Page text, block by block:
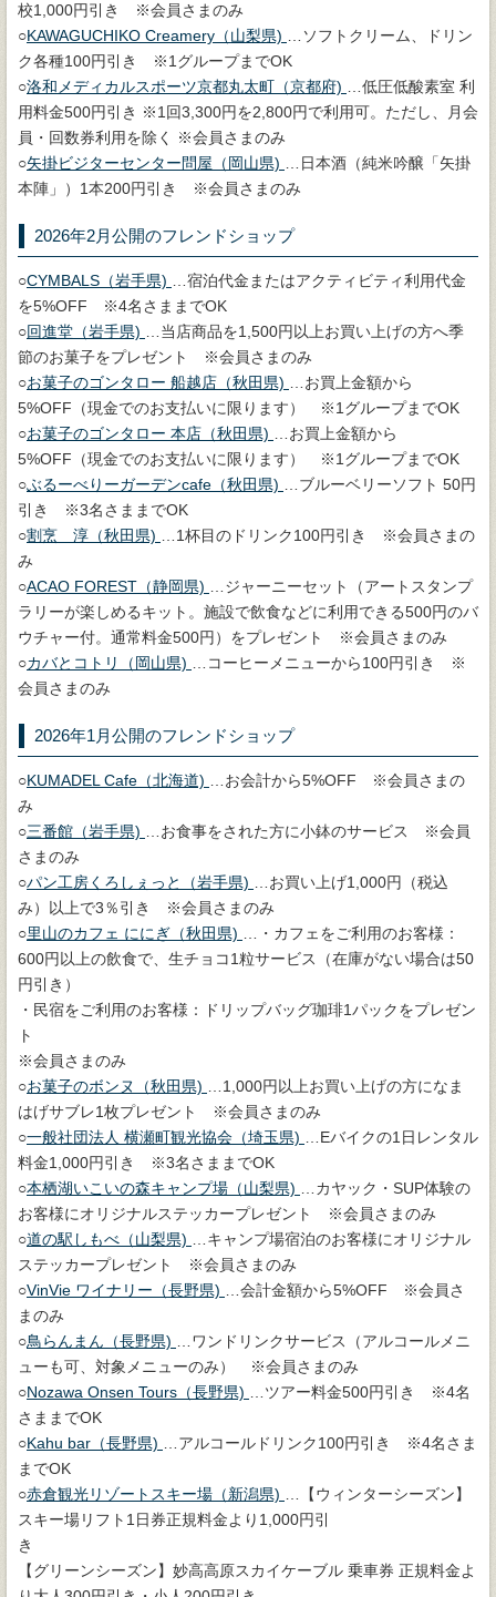
校1,000円引き ※会員さまのみ
○KAWAGUCHIKO Creamery（山梨県)
…ソフトクリーム、ドリン
ク各種100円引き ※1グループまでOK
○洛和メディカルスポーツ京都丸太町（京都府)
…低圧低酸素室 利
用料金500円引き ※1回3,300円を2,800円で利用可。ただし、月会
員・回数券利用を除く ※会員さまのみ
○矢掛ビジターセンター問屋（岡山県)
…日本酒（純米吟醸「矢掛
本陣」）1本200円引き ※会員さまのみ
2026年2月公開のフレンドショップ
○CYMBALS（岩手県)
…宿泊代金またはアクティビティ利用代金
を5%OFF ※4名さままでOK
○回進堂（岩手県)
…当店商品を1,500円以上お買い上げの方へ季
節のお菓子をプレゼント ※会員さまのみ
○お菓子のゴンタロー 船越店（秋田県)
…お買上金額から
5%OFF（現金でのお支払いに限ります） ※1グループまでOK
○お菓子のゴンタロー 本店（秋田県)
…お買上金額から
5%OFF（現金でのお支払いに限ります） ※1グループまでOK
○ぶるーべりーガーデンcafe（秋田県)
…ブルーベリーソフト 50円
引き ※3名さままでOK
○割烹 淳（秋田県)
…1杯目のドリンク100円引き ※会員さまの
み
○ACAO FOREST（静岡県)
…ジャーニーセット（アートスタンプ
ラリーが楽しめるキット。施設で飲食などに利用できる500円のバ
ウチャー付。通常料金500円）をプレゼント ※会員さまのみ
○カバとコトリ（岡山県)
…コーヒーメニューから100円引き ※
会員さまのみ
2026年1月公開のフレンドショップ
○KUMADEL Cafe（北海道)
…お会計から5%OFF ※会員さまの
み
○三番館（岩手県)
…お食事をされた方に小鉢のサービス ※会員
さまのみ
○パン工房くろしぇっと（岩手県)
…お買い上げ1,000円（税込
み）以上で3％引き ※会員さまのみ
○里山のカフェ ににぎ（秋田県)
…・カフェをご利用のお客様：
600円以上の飲食で、生チョコ1粒サービス（在庫がない場合は50
円引き）
・民宿をご利用のお客様：ドリップバッグ珈琲1パックをプレゼン
ト
※会員さまのみ
○お菓子のボンヌ（秋田県)
…1,000円以上お買い上げの方になま
はげサブレ1枚プレゼント ※会員さまのみ
○一般社団法人 横瀬町観光協会（埼玉県)
…Eバイクの1日レンタル
料金1,000円引き ※3名さままでOK
○本栖湖いこいの森キャンプ場（山梨県)
…カヤック・SUP体験の
お客様にオリジナルステッカープレゼント ※会員さまのみ
○道の駅しもべ（山梨県)
…キャンプ場宿泊のお客様にオリジナル
ステッカープレゼント ※会員さまのみ
○VinVie ワイナリー（長野県)
…会計金額から5%OFF ※会員さ
まのみ
○鳥らんまん（長野県)
…ワンドリンクサービス（アルコールメニ
ューも可、対象メニューのみ） ※会員さまのみ
○Nozawa Onsen Tours（長野県)
…ツアー料金500円引き ※4名
さままでOK
○Kahu bar（長野県)
…アルコールドリンク100円引き ※4名さま
までOK
○赤倉観光リゾートスキー場（新潟県)
…【ウィンターシーズン】
スキー場リフト1日券正規料金より1,000円引
【グリーンシーズン】妙高高原スカイケーブル 乗車券 正規料金よ